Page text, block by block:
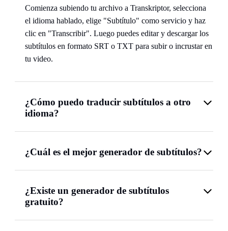
Comienza subiendo tu archivo a Transkriptor, selecciona
el idioma hablado, elige "Subtítulo" como servicio y haz
clic en "Transcribir". Luego puedes editar y descargar los
subtítulos en formato SRT o TXT para subir o incrustar en
tu video.
¿Cómo puedo traducir subtítulos a otro
idioma?
¿Cuál es el mejor generador de subtítulos?
¿Existe un generador de subtítulos
gratuito?